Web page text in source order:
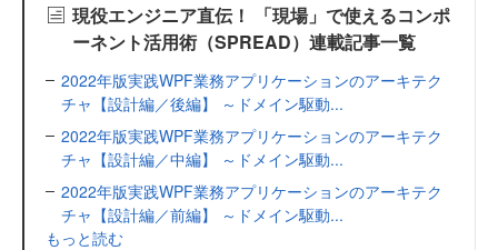
現役エンジニア直伝！ 「現場」で使えるコンポ
ーネント活用術（SPREAD）連載記事一覧
2022年版実践WPF業務アプリケーションのアーキテク
チャ【設計編／後編】 ～ドメイン駆動...
2022年版実践WPF業務アプリケーションのアーキテク
チャ【設計編／中編】 ～ドメイン駆動...
2022年版実践WPF業務アプリケーションのアーキテク
チャ【設計編／前編】 ～ドメイン駆動...
もっと読む